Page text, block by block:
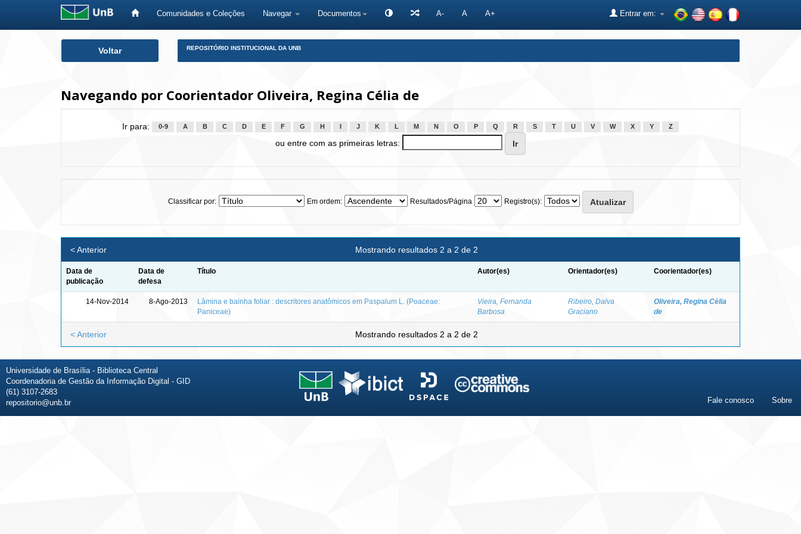
Comunidades e Coleções Navegar Documentos A- A A+ Entrar em:
Voltar REPOSITÓRIO INSTITUCIONAL DA UNB
Navegando por Coorientador Oliveira, Regina Célia de
Ir para: 0-9 A B C D E F G H J K L M N O P Q R S T U V W X Y Z
ou entre com as primeiras letras:
Classificar por: Em ordem: Resultados/Página Registro(s):
Mostrando resultados 2 a 2 de 2
< Anterior
Data de
publicação
Data de
defesa
Título Autor(es) Orientador(es) Coorientador(es)
14-Nov-2014 8-Ago-2013
Lâmina e bainha foliar : descritores anatômicos em Paspalum L. (Poaceae:
Paniceae)
Vieira, Fernanda
Barbosa
Ribeiro, Dalva
Graciano
Oliveira, Regina Célia
de
Mostrando resultados 2 a 2 de 2
< Anterior
Universidade de Brasília - Biblioteca Central
Coordenadoria de Gestão da Informação Digital - GID
(61) 3107-2683
repositorio@unb.br
Fale conosco Sobre